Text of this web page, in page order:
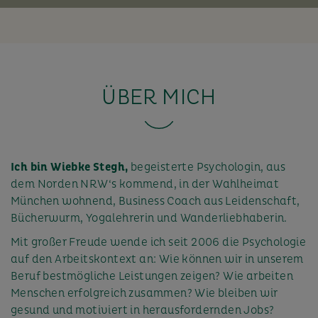
ÜBER MICH
Ich bin Wiebke Stegh, begeisterte Psychologin, aus
dem Norden NRW‘s kommend, in der Wahlheimat
München wohnend, Business Coach aus Leidenschaft,
Bücherwurm, Yogalehrerin und Wanderliebhaberin.
Mit großer Freude wende ich seit 2006 die Psychologie
auf den Arbeitskontext an: Wie können wir in unserem
Beruf bestmögliche Leistungen zeigen? Wie arbeiten
Menschen erfolgreich zusammen? Wie bleiben wir
gesund und motiviert in herausfordernden Jobs?